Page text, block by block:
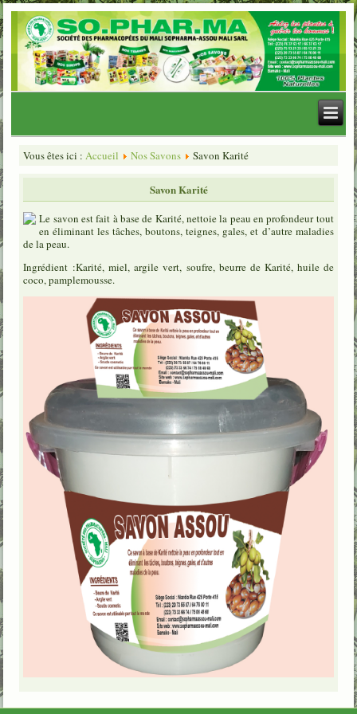
Vous êtes ici :Accueil Nos Savons Savon Karité
Savon Karité
Le savon est fait à base de Karité, nettoie la peau en profondeur tout
en éliminant les tâches, boutons, teignes, gales, et d’autre maladies
de la peau.
Ingrédient :Karité, miel, argile vert, soufre, beurre de Karité, huile de
coco, pamplemousse.